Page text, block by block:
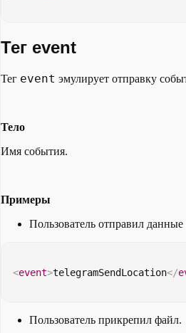
Тег event
Тег event эмулирует отправку
Тело
Имя события.
Примеры
Пользователь отправил
<event>telegramSendLocation</
Пользователь прикрепил файл.